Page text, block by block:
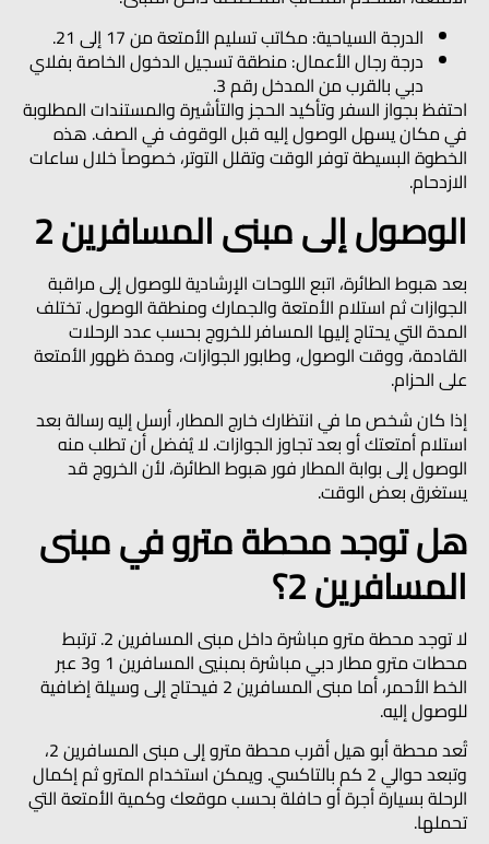
الدرجة السياحية: مكاتب تسليم الأمتعة من 17 إلى 21.
درجة رجال الأعمال: منطقة تسجيل الدخول الخاصة بفلاي
دبي بالقرب من المدخل رقم 3.
احتفظ بجواز السفر وتأكيد الحجز والتأشيرة والمستندات المطلوبة
في مكان يسهل الوصول إليه قبل الوقوف في الصف. هذه
الخطوة البسيطة توفر الوقت وتقلل التوتر، خصوصاً خلال ساعات
الازدحام.
الوصول إلى مبنى المسافرين 2
بعد هبوط الطائرة، اتبع اللوحات الإرشادية للوصول إلى مراقبة
الجوازات ثم استلام الأمتعة والجمارك ومنطقة الوصول. تختلف
المدة التي يحتاج إليها المسافر للخروج بحسب عدد الرحلات
القادمة، ووقت الوصول، وطابور الجوازات، ومدة ظهور الأمتعة
على الحزام.
إذا كان شخص ما في انتظارك خارج المطار، أرسل إليه رسالة بعد
استلام أمتعتك أو بعد تجاوز الجوازات. لا يُفضل أن تطلب منه
الوصول إلى بوابة المطار فور هبوط الطائرة، لأن الخروج قد
يستغرق بعض الوقت.
هل توجد محطة مترو في مبنى
المسافرين 2؟
لا توجد محطة مترو مباشرة داخل مبنى المسافرين 2. ترتبط
محطات مترو مطار دبي مباشرة بمبنيي المسافرين 1 و3 عبر
الخط الأحمر، أما مبنى المسافرين 2 فيحتاج إلى وسيلة إضافية
للوصول إليه.
تُعد محطةأبو هيل أقرب محطة مترو إلى مبنى المسافرين 2،
وتبعد حوالي 2 كم بالتاكسي. ويمكن استخدام المترو ثم إكمال
الرحلة بسيارة أجرة أو حافلة بحسب موقعك وكمية الأمتعة التي
تحملها.